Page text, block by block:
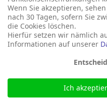
Kinderfest in Neukirchen
16. Juli 2026
Wenn Sie akzeptieren,
nach 30 Tagen, sofern Sie
die Cookies löschen.
Hierfür setzen wir nämlich
Informationen auf unserer
Ich